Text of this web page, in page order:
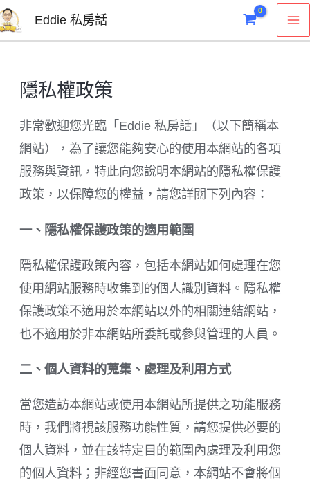
跳
至
Eddie 私房話
隱私權政策
非常歡迎您光臨「Eddie 私房話」（以下簡稱本
網站），為了讓您能夠安心的使用本網站的各項
服務與資訊，特此向您說明本網站的隱私權保護
政策，以保障您的權益，請您詳閱下列內容：
一、隱私權保護政策的適用範圍
隱私權保護政策內容，包括本網站如何處理在您
使用網站服務時收集到的個人識別資料。隱私權
保護政策不適用於本網站以外的相關連結網站，
也不適用於非本網站所委託或參與管理的人員。
二、個人資料的蒐集、處理及利用方式
當您造訪本網站或使用本網站所提供之功能服務
時，我們將視該服務功能性質，請您提供必要的
個人資料，並在該特定目的範圍內處理及利用您
的個人資料；非經您書面同意，本網站不會將個